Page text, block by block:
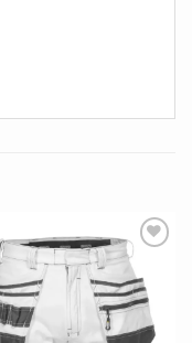
AUF
DIE
LISTE